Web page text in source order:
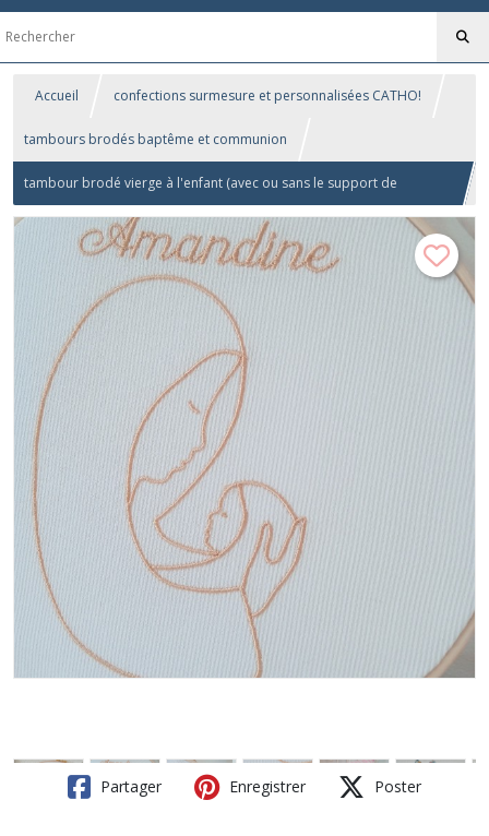
Accueil confections surmesure et personnalisées CATHO!
tambours brodés baptême et communion
tambour brodé vierge à l'enfant (avec ou sans le support de
Partager Enregistrer Poster